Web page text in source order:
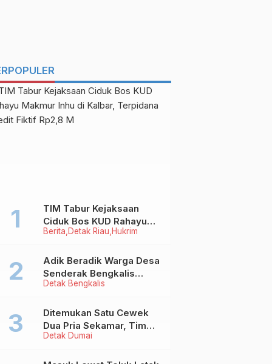
Berita Detak Riau Hukrim
TIM Tabur Kejaksaan
Ciduk Bos KUD Rahayu
Makmur Inhu di Kalbar,
Rp2,8 M
Detak Bengkalis
Adik Beradik Warga Desa
Senderak Bengkalis
‘Ditendang’ ke Malaysia,
Detak Dumai
Ditemukan Satu Cewek
Dua Pria Sekamar, Tim
Yustisi Dumai Garuk